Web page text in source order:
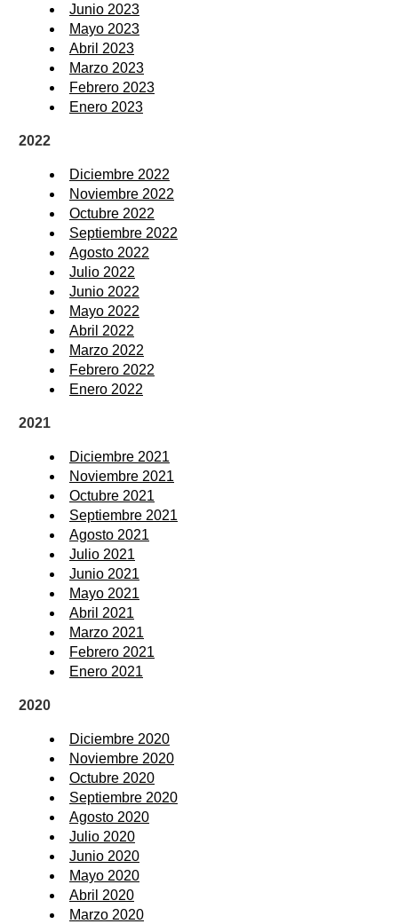
Junio 2023
Mayo 2023
Abril 2023
Marzo 2023
Febrero 2023
Enero 2023
2022
Diciembre 2022
Noviembre 2022
Octubre 2022
Septiembre 2022
Agosto 2022
Julio 2022
Junio 2022
Mayo 2022
Abril 2022
Marzo 2022
Febrero 2022
Enero 2022
2021
Diciembre 2021
Noviembre 2021
Octubre 2021
Septiembre 2021
Agosto 2021
Julio 2021
Junio 2021
Mayo 2021
Abril 2021
Marzo 2021
Febrero 2021
Enero 2021
2020
Diciembre 2020
Noviembre 2020
Octubre 2020
Septiembre 2020
Agosto 2020
Julio 2020
Junio 2020
Mayo 2020
Abril 2020
Marzo 2020